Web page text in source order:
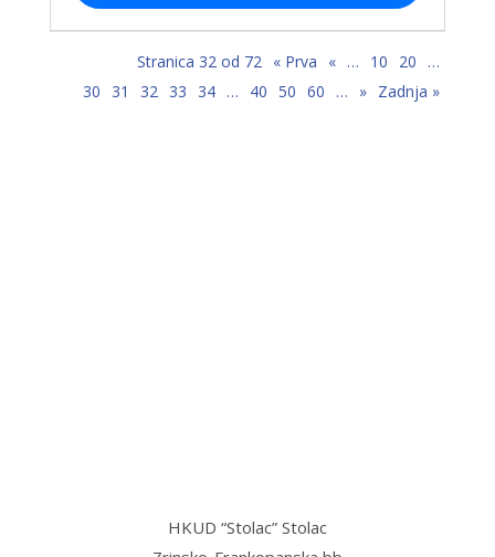
Stranica 32 od 72 « Prva « … 10 20
…
30
31 32 33 34 … 40 50 60 … » Zadnja »
HKUD “Stolac” Stolac